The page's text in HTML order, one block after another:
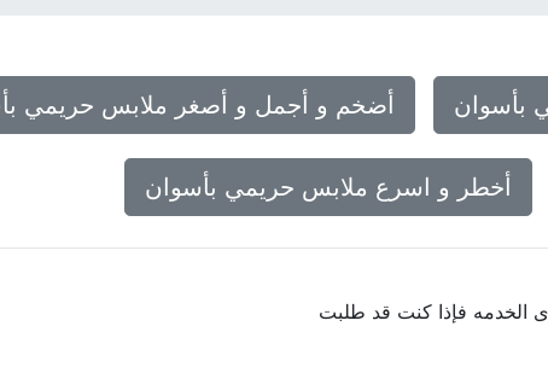
بأسوان أضخم و أجمل و أصغر ملابس حريمي
أخطر و اسرع ملابس حريمي بأسوان
الخدمه فإذا كنت قد طلبت